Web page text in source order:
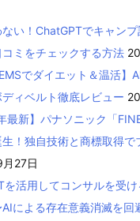
ない！ChatGPTでキャン
ミをチェックする方法
でダイエット＆温活】
ディベルト徹底レビュー
最新】パナソニック「
！独自技術と商標取得で
27日
を活用してコンサルを受
による存在意義消滅を回